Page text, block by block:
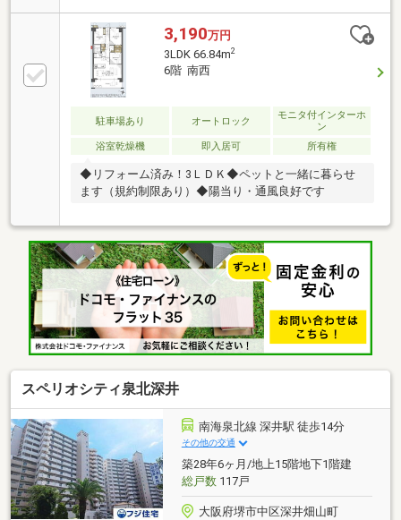
費用が安い不動産屋です♪♪
3,190万円
3LDK 66.84m2
6階 南西
駐車場あり オートロック
モニタ付インターホ
ン
浴室乾燥機
即入居可 所有権
◆リフォーム済み！3ＬＤＫ◆ペットと一緒に暮らせ
ます（規約制限あり）◆陽当り・通風良好です
スペリオシティ泉北深井
南海泉北線 深井駅 徒歩14分
その他の交通
築28年6ヶ月/地上15階地下1階建
総戸数117戸
大阪府堺市中区深井畑山町